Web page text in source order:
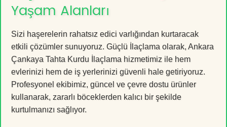
Yaşam Alanları
Sizi haşerelerin rahatsız edici varlığından kurtaracak
etkili çözümler sunuyoruz. Güçlü İlaçlama olarak, Ankara
Çankaya Tahta Kurdu İlaçlama hizmetimiz ile hem
evlerinizi hem de iş yerlerinizi güvenli hale getiriyoruz.
Profesyonel ekibimiz, güncel ve çevre dostu ürünler
kullanarak, zararlı böceklerden kalıcı bir şekilde
kurtulmanızı sağlıyor.